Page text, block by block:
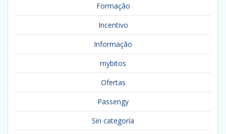
Formação
Incentivo
Informação
mybitos
Ofertas
Passengy
Sin categoría